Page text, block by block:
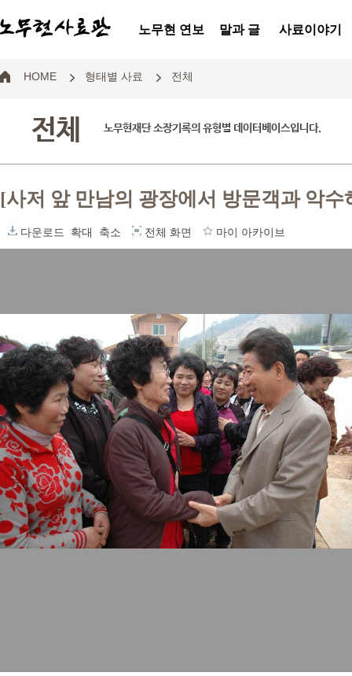
노무현 연보 말과 글 사료이야기
HOME 형태별 사료 전체
전체 노무현재단 소장기록의 유형별 데이터베이스입니다.
[사저 앞 만남의 광장에서 방문객과 악
다운로드 확대 축소 전체 화면 마이 아카이브